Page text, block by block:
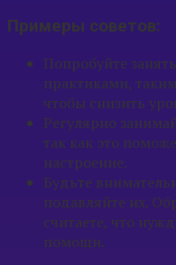
Примеры советов:
Попробуйте
практиками,
чтобы снизить
Регулярно
так как это
настроение.
Будьте
подавляйте их.
считаете, что
помощи.